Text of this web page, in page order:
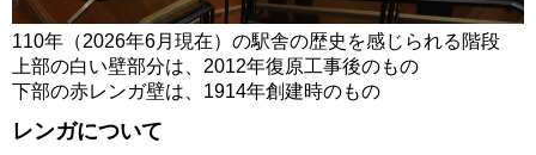
110年（2026年6月現在）の駅舎の歴史を感じられる階段
上部の白い壁部分は、2012年復原工事後のもの
下部の赤レンガ壁は、1914年創建時のもの
レンガについて